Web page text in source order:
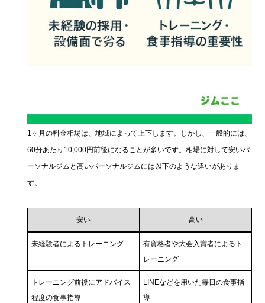
1ヶ月の料金相場は、地域によって上下します。しかし、一般的には、
60分あたり10,000円前後になることが多いです。相場に対して安いパ
ーソナルジムと高いパーソナルジムには以下のような違いがありま
す。
安い 高い
未経験者によるトレーニング
有資格者や大会入賞者によるト
レーニング
トレーニング前後にアドバイス
程度の食事指導
LINEなどを用いた毎日の食事指
導